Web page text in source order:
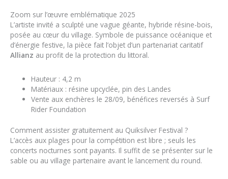
Zoom sur l’œuvre emblématique 2025
L’artiste invité a sculpté une vague géante, hybride résine-bois,
posée au cœur du village. Symbole de puissance océanique et
d’énergie festive, la pièce fait l’objet d’un partenariat caritatif
Allianz au profit de la protection du littoral.
Hauteur : 4,2 m
Matériaux : résine upcyclée, pin des Landes
Vente aux enchères le 28/09, bénéfices reversés à Surf
Rider Foundation
Comment assister gratuitement au Quiksilver Festival ?
L’accès aux plages pour la compétition est libre ; seuls les
concerts nocturnes sont payants. Il suffit de se présenter sur le
sable ou au village partenaire avant le lancement du round.